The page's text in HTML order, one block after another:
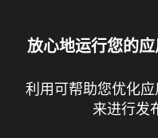
放心地运行您的
利用可帮助您优化
来进行发